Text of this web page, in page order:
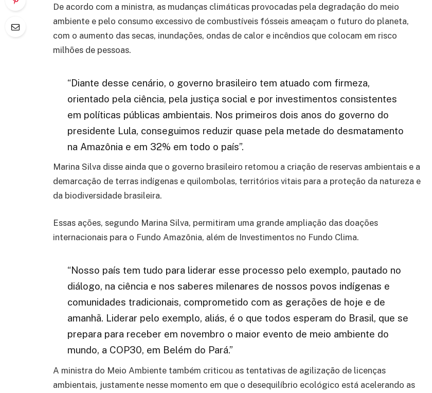
De acordo com a ministra, as mudanças climáticas provocadas pela degradação do meio
ambiente e pelo consumo excessivo de combustíveis fósseis ameaçam o futuro do planeta,
com o aumento das secas, inundações, ondas de calor e incêndios que colocam em risco
milhões de pessoas.
“Diante desse cenário, o governo brasileiro tem atuado com firmeza,
orientado pela ciência, pela justiça social e por investimentos consistentes
em políticas públicas ambientais. Nos primeiros dois anos do governo do
presidente Lula, conseguimos reduzir quase pela metade do desmatamento
na Amazônia e em 32% em todo o país”.
Marina Silva disse ainda que o governo brasileiro retomou a criação de reservas ambientais e a
demarcação de terras indígenas e quilombolas, territórios vitais para a proteção da natureza e
da biodiversidade brasileira.
Essas ações, segundo Marina Silva, permitiram uma grande ampliação das doações
internacionais para o Fundo Amazônia, além de Investimentos no Fundo Clima.
“Nosso país tem tudo para liderar esse processo pelo exemplo, pautado no
diálogo, na ciência e nos saberes milenares de nossos povos indígenas e
comunidades tradicionais, comprometido com as gerações de hoje e de
amanhã. Liderar pelo exemplo, aliás, é o que todos esperam do Brasil, que se
prepara para receber em novembro o maior evento de meio ambiente do
mundo, a COP30, em Belém do Pará.”
A ministra do Meio Ambiente também criticou as tentativas de agilização de licenças
ambientais, justamente nesse momento em que o desequilíbrio ecológico está acelerando as